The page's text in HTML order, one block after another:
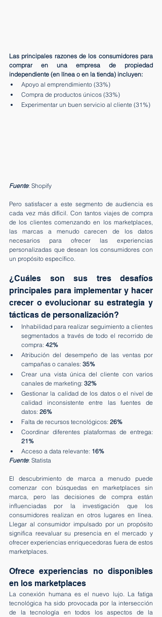
Las principales razones de los consumidores para
comprar en una empresa de propiedad
independiente (en línea o en la tienda) incluyen:
Apoyo al emprendimiento (33%)
Compra de productos únicos (33%)
Experimentar un buen servicio al cliente (31%)
Fuente: Shopify
Pero satisfacer a este segmento de audiencia es
cada vez más difícil. Con tantos viajes de compra
de los clientes comenzando en los marketplaces,
las marcas a menudo carecen de los datos
necesarios para ofrecer las experiencias
personalizadas que desean los consumidores con
un propósito específico.
¿Cuáles son sus tres desafíos
principales para implementar y hacer
crecer o evolucionar su estrategia y
tácticas de personalización?
Inhabilidad para realizar seguimiento a clientes
segmentados a través de todo el recorrido de
compra: 42%
Atribución del desempeño de las ventas por
campañas o canales: 35%
Crear una vista única del cliente con varios
canales de marketing: 32%
Gestionar la calidad de los datos o el nivel de
calidad inconsistente entre las fuentes de
datos: 26%
Falta de recursos tecnológicos: 26%
21%
Acceso a data relevante: 16%
Fuente: Statista
El descubrimiento de marca a menudo puede
comenzar con búsquedas en marketplaces sin
marca, pero las decisiones de compra están
influenciadas por la investigación que los
consumidores realizan en otros lugares en línea.
Llegar al consumidor impulsado por un propósito
significa reevaluar su presencia en el mercado y
ofrecer experiencias enriquecedoras fuera de estos
marketplaces.
Ofrece experiencias no disponibles
en los marketplaces
La conexión humana es el nuevo lujo. La fatiga
tecnológica ha sido provocada por la intersección
de la tecnología en todos los aspectos de la